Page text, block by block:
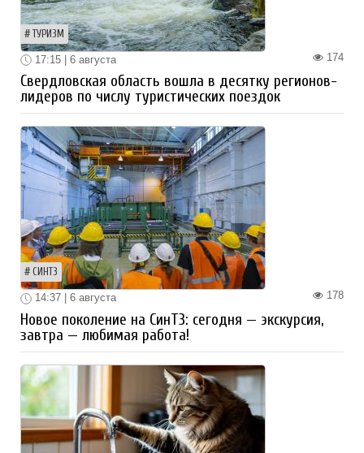
ТУРИЗМ
174
17:15 | 6 августа
Свердловская область вошла в десятку регионов-
лидеров по числу туристических поездок
СИНТЗ
178
14:37 | 6 августа
Новое поколение на СинТЗ: сегодня — экскурсия,
завтра — любимая работа!